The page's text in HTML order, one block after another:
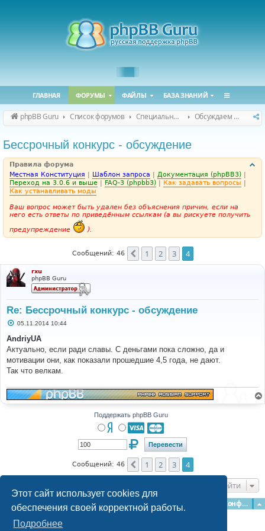
Этот сайт использует cookies для
обеспечения своей корректной работы.
Подробнее
ГЛАВНАЯ ФОРУМЫ ФАЙЛЫ БАЗА ЗНАНИЙ
phpBB Guru Список форумов Специальные форумы Обсуждаем сайт и конференцию
Бессрочный конкурс - обсуждение
Правила форума
Местная Конституция | Шаблон запроса | Документация (phpBB3) |
Переход на 3.0.6 и выше | FAQ-3 (phpbb3) | Как задавать вопросы |
Как устанавливать моды
Ваш вопрос может быть удален без объяснения причин, если на
него есть ответы по приведённым ссылкам (а вы рискуете получить
предупреждение
).
Сообщений: 46 Пред.
1 2 3 4
rxu
phpBB Guru
Re: Бессрочный конкурс - обсуждение
С
о
б
щ
е
н
и
05.11.2014 10:44
AndriyUA
Актуально, если ради славы. С деньгами пока сложно, да и
мотивации они, как показали прошедшие 4,5 года, не дают.
Так что велкам.
Поддержать phpBB Guru
Сообщений: 46 Пред.
1 2 3
4
Перейти
Главная Форумы Конфиденциальность
Наша команда